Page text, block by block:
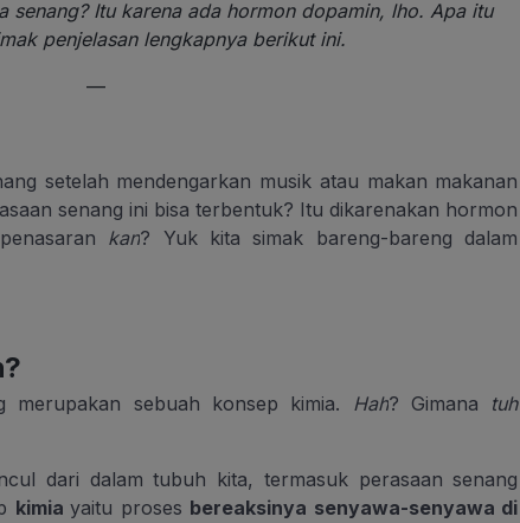
senang? Itu karena ada hormon dopamin, lho. Apa itu
penjelasan lengkapnya berikut ini.
—
setelah mendengarkan musik atau makan makanan
senang ini bisa terbentuk? Itu dikarenakan hormon
kan? Yuk kita simak bareng-bareng dalam
sebuah konsep kimia. Hah? Gimana tuh
dari dalam tubuh kita, termasuk perasaan senang
kimiayaitu proses bereaksinya senyawa-senyawa di